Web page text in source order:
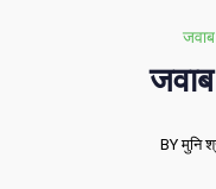
BY मुनि